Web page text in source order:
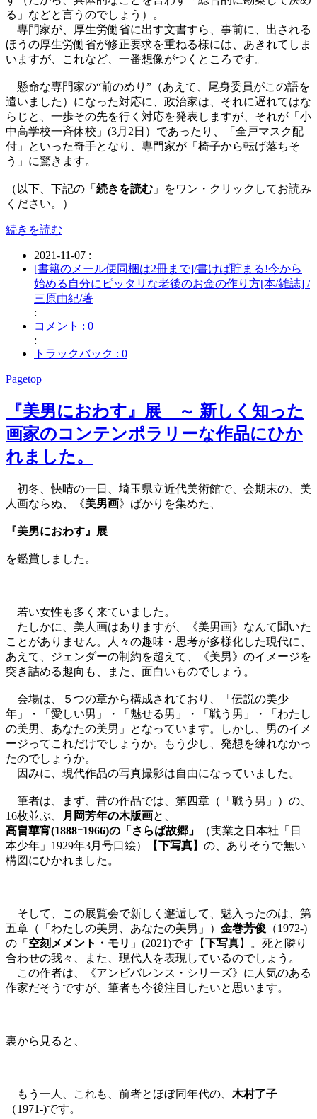
る」などと言うのでしょう）。
専門家が、厚生労働省に出す文書すら、事前に、出される
ほうの厚生労働省が修正要求を重ねる様には、あきれてしま
いますが、これなど、一番想像がつくところです。
懸命な専門家の“前のめり”（あえて、尾身委員がこの語を
遣いました）になった対応に、政治家は、それに遅れてはな
らじと、一歩その先を行く対応を発表しますが、それが「小
中高学校一斉休校」(3月2日）であったり、「全戸マスク配
付」といった奇手となり、専門家が「椅子から転げ落ちそ
う」に驚きます。
（以下、下記の「 続きを読む 」をワン・クリックしてお読み
ください。）
続きを読む
2021-11-07 :
[書籍のメール便同梱は2冊まで]/書けば貯まる!今から
始める自分にピッタリな老後のお金の作り方[本/雑誌] /
三原由紀/著
:
コメント : 0
:
トラックバック : 0
Pagetop
『美男におわす』展 ～ 新しく知った
画家のコンテンポラリーな作品にひか
れました。
初冬、快晴の一日、埼玉県立近代美術館で、会期末の、美
人画ならぬ、《美男画》ばかりを集めた、
『美男におわす』展
を鑑賞しました。
若い女性も多く来ていました。
たしかに、美人画はありますが、《美男画》なんて聞いた
ことがありません。人々の趣味・思考が多様化した現代に、
あえて、ジェンダーの制約を超えて、《美男》のイメージを
突き詰める趣向も、また、面白いものでしょう。
会場は、５つの章から構成されており、「伝説の美少
年」・「愛しい男」・「魅せる男」・「戦う男」・「わたし
の美男、あなたの美男」となっています。しかし、男のイメ
ージってこれだけでしょうか。もう少し、発想を練れなかっ
たのでしょうか。
因みに、現代作品の写真撮影は自由になっていました。
筆者は、まず、昔の作品では、第四章（「戦う男」）の、
16枚並ぶ、
月岡芳年の木版画と、
高畠華宵(1888ｰ1966)の「さらば故郷」
（実業之日本社「日
本少年」1929年3月号口絵）【下写真】の、ありそうで無い
構図にひかれました。
そして、この展覧会で新しく邂逅して、魅入ったのは、第
五章（「わたしの美男、あなたの美男」） 金巻芳俊 （1972-)
の「 空刻メメント・モリ 」(2021)です【下写真】。死と隣り
合わせの我々、また、現代人を表現しているのでしょう。
この作者は、《アンビバレンス・シリーズ》に人気のある
作家だそうですが、筆者も今後注目したいと思います。
裏から見ると、
もう一人、これも、前者とほぼ同年代の、 木村了子
（1971-)です。